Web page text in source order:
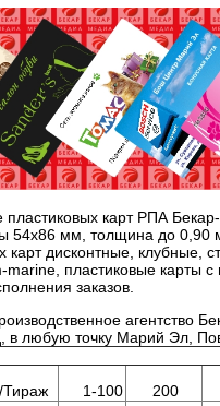
пластиковых карт РПА
54х86 мм, толщина до 0,90
карт дисконтные, клубные,
marine, пластиковые карты
заказов.
агентство
в любую точку Марий Эл,
Тираж 1-100 200